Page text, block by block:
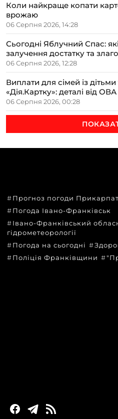
Коли найкраще копати
врожаю
06 Серпня 2026, 14:28
Сьогодні Яблучний Спас:
залучення достатку та
06 Серпня 2026, 12:28
Виплати для сімей із
«Дія.Картку»: деталі від ОВА
06 Серпня 2026, 00:28
Прогноз погоди
Погода Івано-Франківськ
Івано-Франківський
гідрометеорології
Погода на сьогодні
Поліція Франківщини